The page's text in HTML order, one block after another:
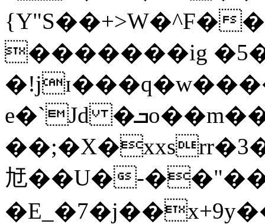
{Y"S��+>W�^F�
�������ig
e�`Jd �ܒo��m��1��d|
㝼��U�-